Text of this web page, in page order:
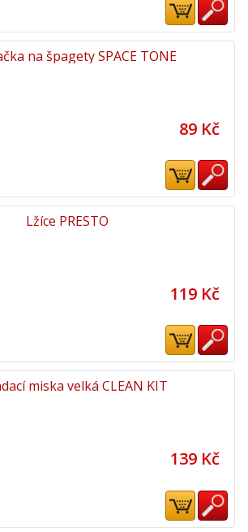
na špagety SPACE TONE
89 Kč
Lžíce PRESTO
119 Kč
miska velká CLEAN KIT
139 Kč